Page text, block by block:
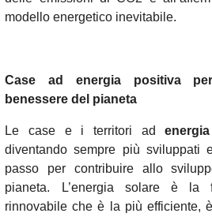
modello energetico inevitabile.
Case ad energia positiva
benessere del pianeta
Le case e i territori ad
diventando sempre più sviluppati
passo per contribuire allo
pianeta. L’energia solare è la
rinnovabile che è la più efficiente,